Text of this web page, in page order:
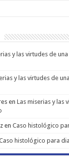
y las virtudes de
y las virtudes de
enLas miserias y las
enCaso histológico
histológico para